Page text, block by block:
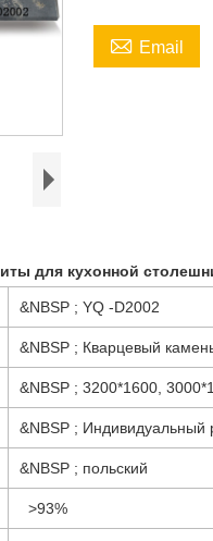
 Email
для кухонной
&NBSP ; YQ -D2002
&NBSP ; Кварцевый
&NBSP ; 3200*1600,
&NBSP ; Индивидуальный
&NBSP ; польский
>93%